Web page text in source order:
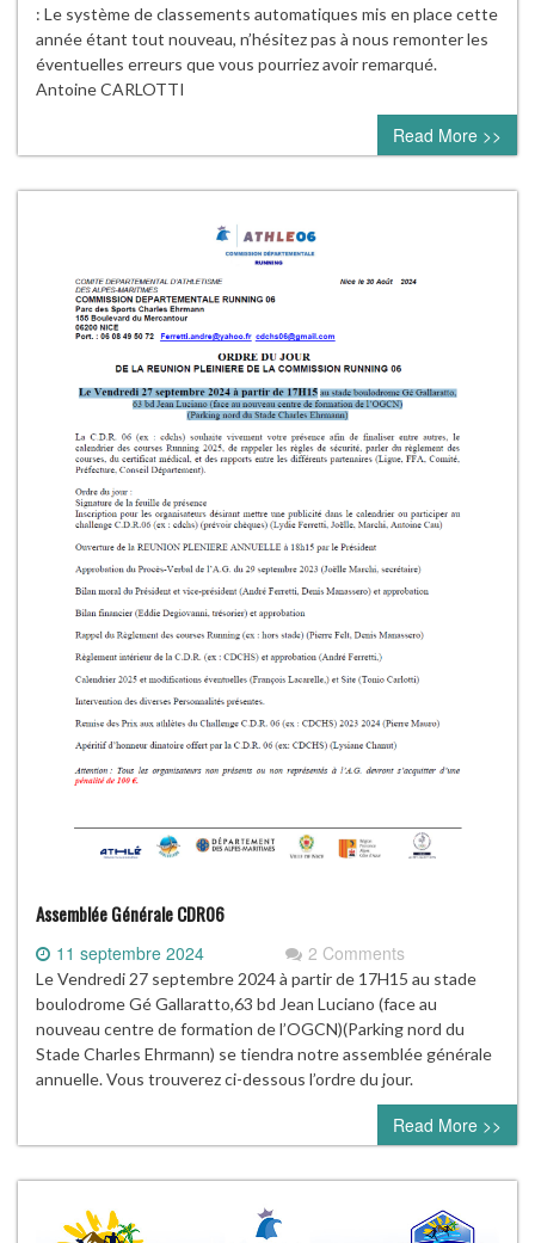
: Le système de classements automatiques mis en place cette
année étant tout nouveau, n’hésitez pas à nous remonter les
éventuelles erreurs que vous pourriez avoir remarqué.
Antoine CARLOTTI
Read More >>
Assemblée Générale CDR06
11 septembre 2024 2 Comments
Le Vendredi 27 septembre 2024 à partir de 17H15 au stade
boulodrome Gé Gallaratto,63 bd Jean Luciano (face au
nouveau centre de formation de l’OGCN)(Parking nord du
Stade Charles Ehrmann) se tiendra notre assemblée générale
annuelle. Vous trouverez ci-dessous l’ordre du jour.
Read More >>